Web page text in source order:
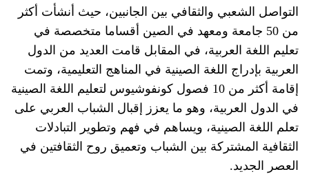
التواصل الشعبي والثقافي بين الجانبين، حيث أنشأت أكثر
من 50 جامعة ومعهد في الصين أقساما متخصصة في
تعليم اللغة العربية، في المقابل قامت العديد من الدول
العربية بإدراج اللغة الصينية في المناهج التعليمية، وتمت
إقامة أكثر من 10 فصول كونفوشيوس لتعليم اللغة الصينية
في الدول العربية، وهو ما يعزز إقبال الشباب العربي على
تعلم اللغة الصينية، ويساهم في فهم وتطوير التبادلات
الثقافية المشتركة بين الشباب وتعميق روح الثقافتين في
العصر الجديد.